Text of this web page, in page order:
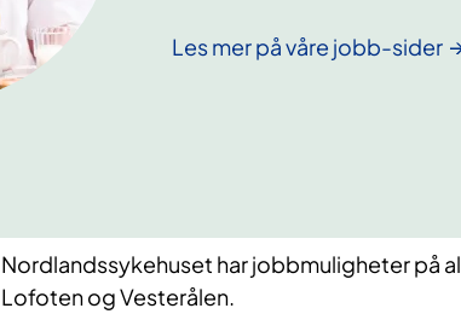
Les mer på våre jobb-sider
Nordlandssykehuset har jobbmuligheter på
Lofoten og Vesterålen.​